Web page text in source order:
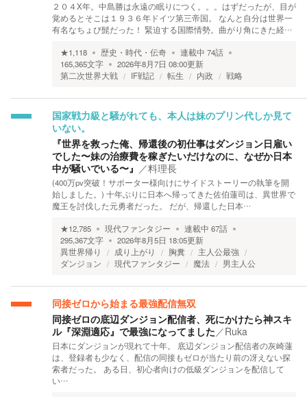
２０４X年。中島勝は永遠の眠りにつく。。。はずだったが、目が
覚めるとそこは１９３６年ドイツ第三帝国。 なんと自分は世界一
有名なちょび髭だった！ 緊迫する国際情勢。曲がり角にきた経…
★1,118 歴史・時代・伝奇 連載中 74話
165,365文字 2026年8月7日 08:00更新
第二次世界大戦
IF戦記 転生 内政 戦略
国家戦力級と騒がれても、本人は妹のプリン代しか見て
いない。
『世界を救った俺、帰還後の初仕事はダンジョン日雇い
でした〜妹の治療費を稼ぎたいだけなのに、なぜか日本
中が騒いでいる〜』 ／料理長
(400万pv突破！サポーター様向けにサイドストーリーの執筆を開
始しました。) 十年ぶりに日本へ帰ってきた佐伯蓮司は、異世界で
魔王を討伐した元勇者だった。 だが、帰還した日本…
★12,785 現代ファンタジー 連載中 67話
295,367文字 2026年8月5日 18:05更新
異世界帰り
成り上がり 胸糞
主人公最強
ダンジョン
現代ファンタジー 魔法 男主人公
同接ゼロから始まる最強配信無双
同接ゼロの底辺ダンジョン配信者、死にかけたら神スキ
ル『深淵適応』で最強になってました／Ruka
日本にダンジョンが現れて十年。 底辺ダンジョン配信者の灰崎蓮
は、登録者も少なく、配信の同接もゼロが当たり前の冴えない探
索者だった。 ある日、初心者向けの低級ダンジョンを配信して
い…